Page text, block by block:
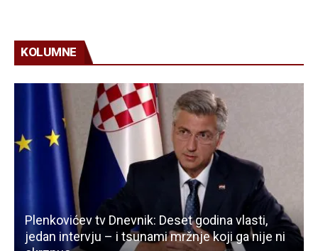
KOLUMNE
Plenkovićev tv Dnevnik: Deset godina vlasti,
jedan intervju – i tsunami mržnje koji ga nije ni